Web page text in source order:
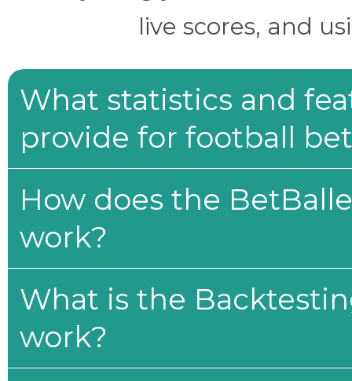
live scores, and
What statistics and
provide for football
How does the
work?
What is the
work?